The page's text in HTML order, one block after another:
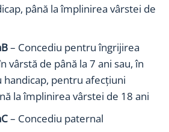
până la împlinirea vârstei de
– Concediu pentru îngrijirea
vârstă de până la 7 ani sau, în
handicap, pentru afecţiuni
la împlinirea vârstei de 18 ani
– Concediu paternal